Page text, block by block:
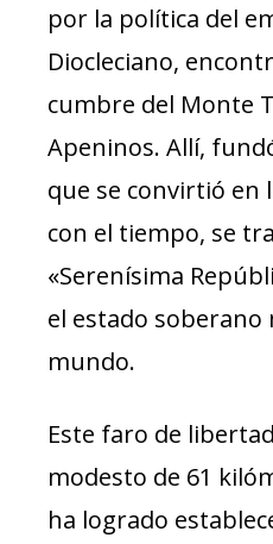
por la política del
Diocleciano,
cumbre del Monte
Apeninos. Allí,
que se convirtió en
con el tiempo, se
«Serenísima
el estado soberano
mundo.
Este faro de
modesto de 61
ha logrado